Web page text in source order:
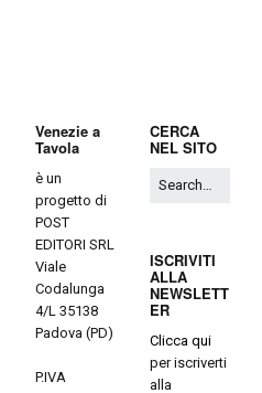
Venezie a
Tavola
è un
progetto di
POST
EDITORI SRL
Viale
Codalunga
4/L 35138
Padova (PD)
P.IVA
CERCA
NEL SITO
ISCRIVITI
ALLA
NEWSLETT
ER
Clicca qui
per iscriverti
alla